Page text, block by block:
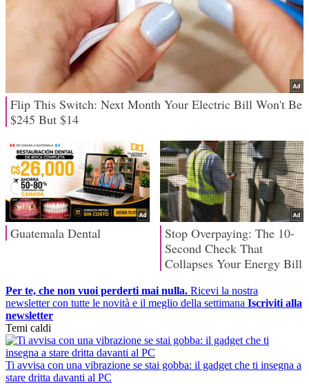
Per te, che non vuoi perderti mai nulla. Ricevi la nostra
newsletter con tutte le novità e il meglio della settimana Iscriviti alla
newsletter
Temi caldi
Ti avvisa con una vibrazione se stai gobba: il gadget che ti insegna a
stare dritta davanti al PC